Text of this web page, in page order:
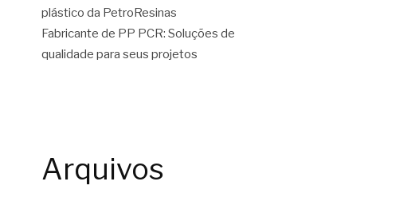
plástico da PetroResinas
Fabricante de PP PCR: Soluções de
qualidade para seus projetos
Arquivos